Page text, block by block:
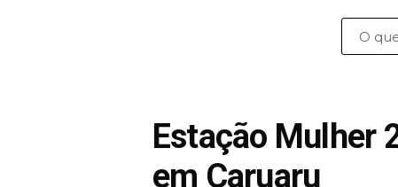
Estação Mulher
em Caruaru